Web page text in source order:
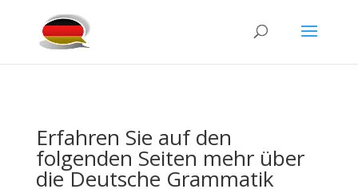
Erfahren Sie auf den
folgenden Seiten mehr über
die Deutsche Grammatik